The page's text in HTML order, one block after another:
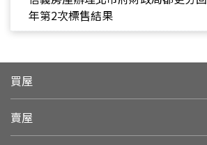
年第2次標售結果
買屋
賣屋